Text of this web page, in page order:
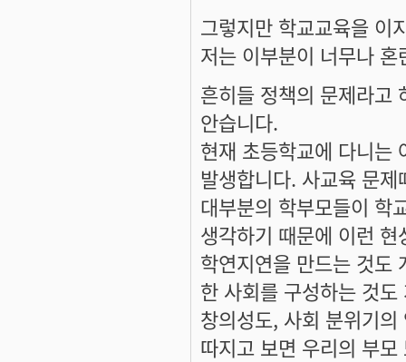
그렇지만 학교교육을 이
저는 이부분이 너무나 혼
흔히들 정책의 문제라고
안습니다.
현재 초등학교에 다니는
발생합니다. 사교육 문
대부분의 학부모들이 학
생각하기 때문에 이런
학연지연을 만드는 것도
한 사회를 구성하는 것도
창의성도, 사회 분위기
따지고 보면 우리의 부